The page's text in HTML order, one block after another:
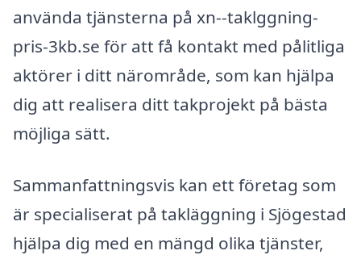
använda tjänsterna på xn--taklggning-
pris-3kb.se för att få kontakt med pålitliga
aktörer i ditt närområde, som kan hjälpa
dig att realisera ditt takprojekt på bästa
möjliga sätt.
Sammanfattningsvis kan ett företag som
är specialiserat på takläggning i Sjögestad
hjälpa dig med en mängd olika tjänster,